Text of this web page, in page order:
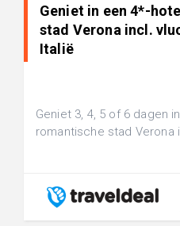
Geniet in een 4*-
stad Verona incl.
Italië
Geniet 3, 4, 5 of 6 dagen
romantische stad Verona